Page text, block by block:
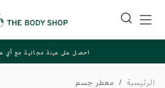
إلى
المحتوى
احصل على عينة مجانية مع أي
الرئيسية / معطر جسم